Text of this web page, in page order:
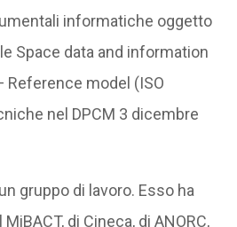
informatiche oggetto
Space data and information
model (ISO
nel DPCM 3 dicembre
gruppo di lavoro. Esso ha
di Cineca, di ANORC,